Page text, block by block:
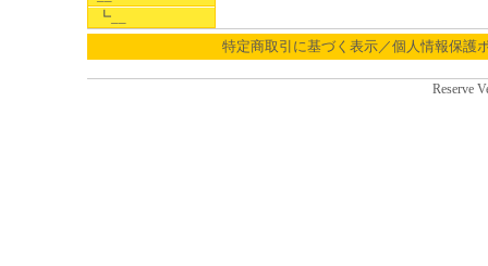
┗__
特定商取引に基づく表示／個人情報保護
Reserve